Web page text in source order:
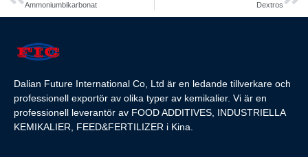
Ammoniumbikarbonat Dextros
Dalian Future International Co, Ltd är en ledande tillverkare och
professionell exportör av olika typer av kemikalier. Vi är en
professionell leverantör av FOOD ADDITIVES, INDUSTRIELLA
KEMIKALIER, FEED&FERTILIZER i Kina.